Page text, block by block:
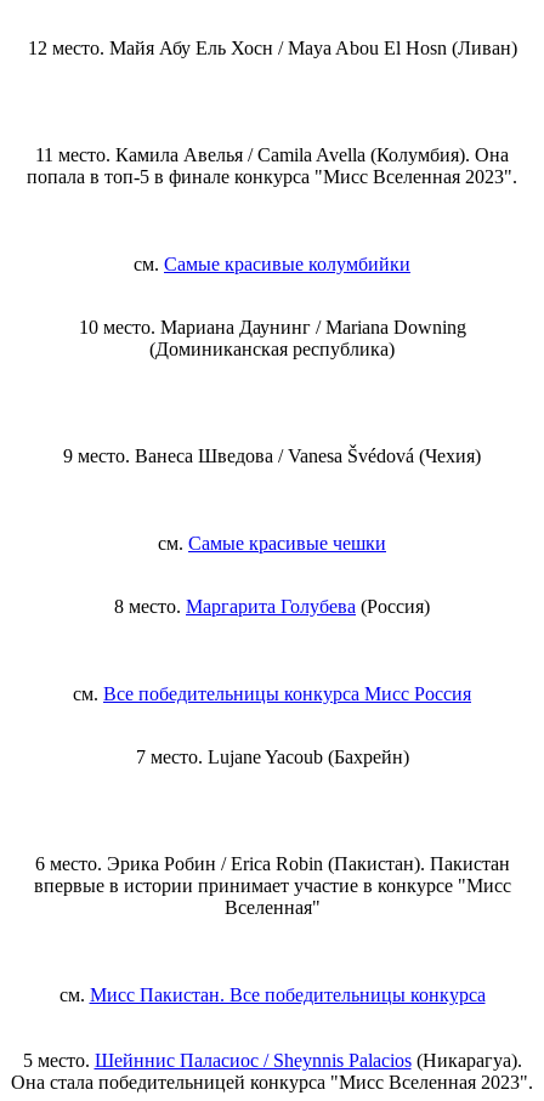
12 место. Майя Абу Ель Хосн / Maya Abou El Hosn (Ливан)
11 место. Камила Авелья / Camila Avella (Колумбия). Она
попала в топ-5 в финале конкурса "Мисс Вселенная 2023".
см. Самые красивые колумбийки
10 место. Мариана Даунинг / Mariana Downing
(Доминиканская республика)
9 место. Ванеса Шведова / Vanesa Švédová (Чехия)
см. Самые красивые чешки
8 место. Маргарита Голубева (Россия)
см. Все победительницы конкурса Мисс Россия
7 место. Lujane Yacoub (Бахрейн)
6 место. Эрика Робин / Erica Robin (Пакистан). Пакистан
впервые в истории принимает участие в конкурсе "Мисс
Вселенная"
см. Мисс Пакистан. Все победительницы конкурса
5 место. Шейннис Паласиос / Sheynnis Palacios(Никарагуа).
Она стала победительницей конкурса "Мисс Вселенная 2023".